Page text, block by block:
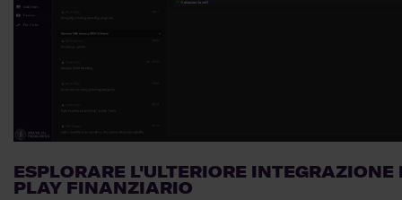
ESPLORARE L'ULTERIORE INTEGRAZIONE
PLAY FINANZIARIO